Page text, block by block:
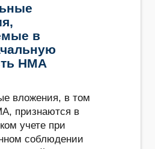
в
НМА
вложения, в том
признаются в
учете при
соблюдении